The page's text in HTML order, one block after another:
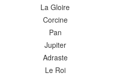
La Gloire
Corcine
Pan
Jupiter
Adraste
Le Roi